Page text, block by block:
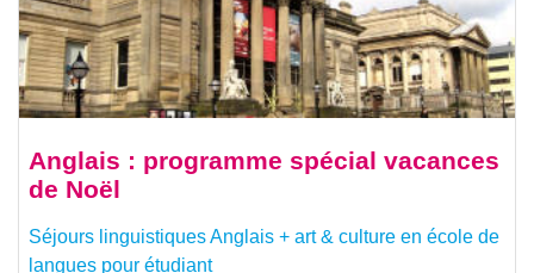
Anglais : programme spécial vacances
de Noël
Séjours linguistiques Anglais + art & culture en école de
langues pour étudiant